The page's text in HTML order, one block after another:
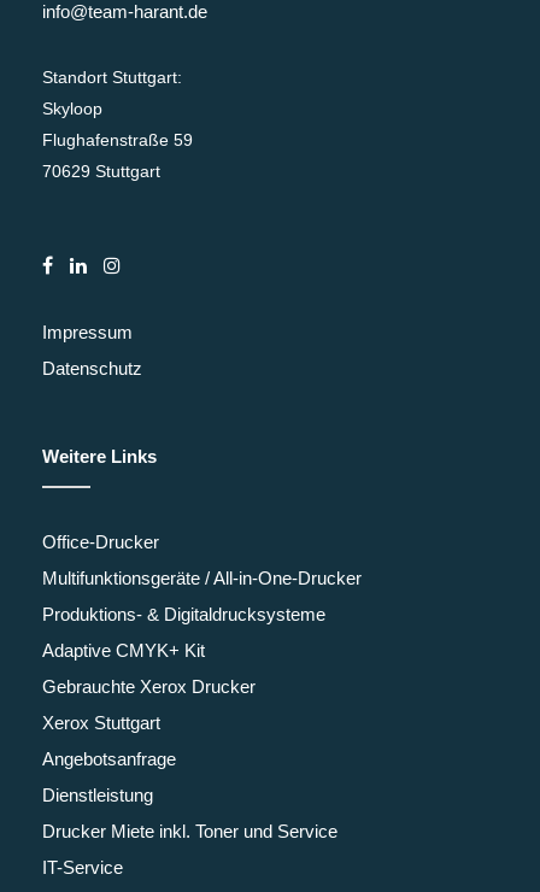
info@team-harant.de
Standort Stuttgart:
Skyloop
Flughafenstraße 59
70629 Stuttgart
Impressum
Datenschutz
Weitere Links
Office-Drucker
Multifunktionsgeräte / All-in-One-Drucker
Produktions- & Digitaldrucksysteme
Adaptive CMYK+ Kit
Gebrauchte Xerox Drucker
Xerox Stuttgart
Angebotsanfrage
Dienstleistung
Drucker Miete inkl. Toner und Service
IT-Service